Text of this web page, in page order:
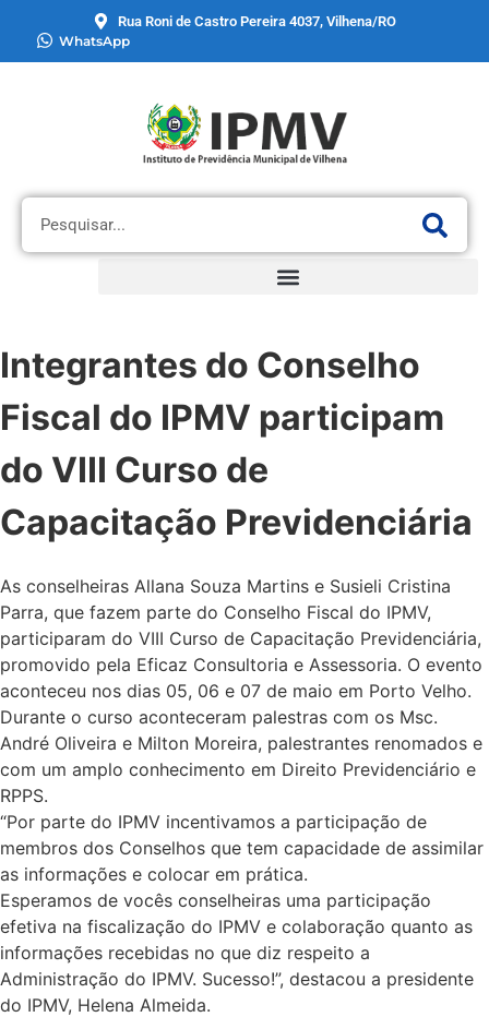
WhatsApp
Rua Roni de Castro Pereira 4037, Vilhena/RO
Integrantes do Conselho
Fiscal do IPMV participam
do VIII Curso de
Capacitação Previdenciária
As conselheiras Allana Souza Martins e Susieli Cristina
Parra, que fazem parte do Conselho Fiscal do IPMV,
participaram do VIII Curso de Capacitação Previdenciária,
promovido pela Eficaz Consultoria e Assessoria. O evento
aconteceu nos dias 05, 06 e 07 de maio em Porto Velho.
Durante o curso aconteceram palestras com os Msc.
André Oliveira e Milton Moreira, palestrantes renomados e
com um amplo conhecimento em Direito Previdenciário e
RPPS.
“Por parte do IPMV incentivamos a participação de
membros dos Conselhos que tem capacidade de assimilar
as informações e colocar em prática.
Esperamos de vocês conselheiras uma participação
efetiva na fiscalização do IPMV e colaboração quanto as
informações recebidas no que diz respeito a
Administração do IPMV. Sucesso!”, destacou a presidente
do IPMV, Helena Almeida.